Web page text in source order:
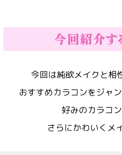
今回は純欲メイクと相
おすすめカラコンをジャ
好みのカラコ
さらにかわいくメ